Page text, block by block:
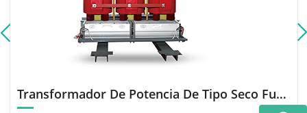
Transformador De Potencia De Tipo Seco Fundido Con Resina Epoxi